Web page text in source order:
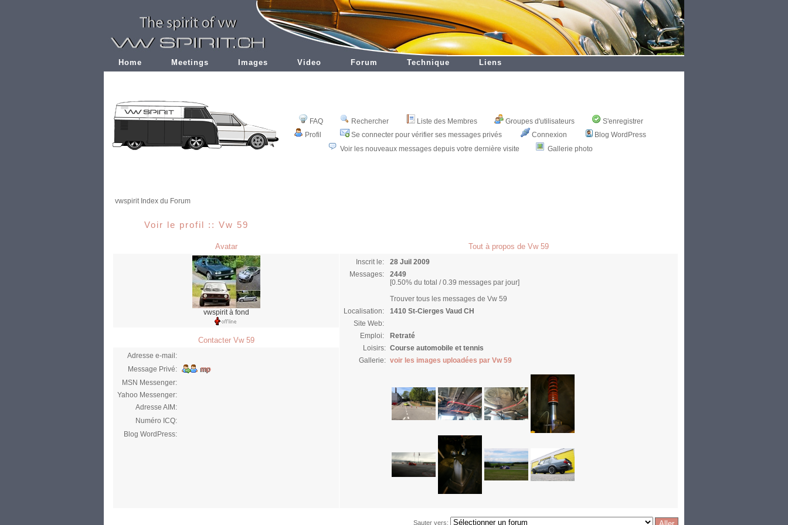
Home Meetings Images Video Forum Technique Liens
FAQ Rechercher Liste des Membres Groupes d'utilisateurs
S'enregistrer
Profil
Se connecter pour vérifier ses messages privés Connexion
Blog WordPress
Voir les nouveaux messages depuis votre dernière visite
Gallerie photo
vwspirit Index du Forum
Voir le profil :: Vw 59
Avatar Tout à propos de Vw 59
vwspirit à fond
Inscrit le:
28 Juil 2009
Messages:
2449
[0.50% du total / 0.39 messages par jour]
Trouver tous les messages de Vw 59
Localisation:
1410 St-Cierges Vaud CH
Site Web:
Emploi:
Retraté
Loisirs: Course automobile et tennis
Gallerie: voir les images uploadées par Vw 59
Contacter Vw 59
Adresse e-mail:
Message Privé:
MSN Messenger:
Yahoo Messenger:
Adresse AIM:
Numéro ICQ:
Blog WordPress:
Sauter vers: